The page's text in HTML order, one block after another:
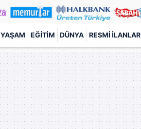
YAŞAM EĞITIM DÜNYA RESMI İLANLAR